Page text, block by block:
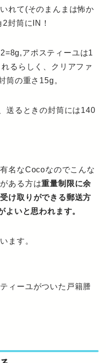
れて(そのまんまは怖か
封筒にIN！
アポスティーユは1
るらしく、クリアファ
筒の重さ15g。
送るときの封筒には140
名なCocoなのでこんな
ある方は重量制限に余
け取りができる郵送方
よいと思われます。
ます。
ィーユがついた戸籍謄